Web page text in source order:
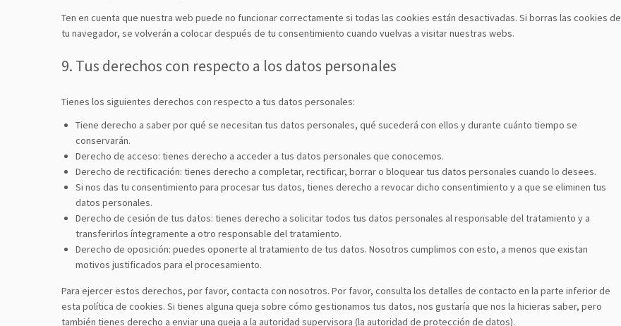
Ten en cuenta que nuestra web puede no funcionar correctamente si todas las cookies están desactivadas. Si borras las cookies de
tu navegador, se volverán a colocar después de tu consentimiento cuando vuelvas a visitar nuestras webs.
9. Tus derechos con respecto a los datos personales
Tienes los siguientes derechos con respecto a tus datos personales:
Tiene derecho a saber por qué se necesitan tus datos personales, qué sucederá con ellos y durante cuánto tiempo se
conservarán.
Derecho de acceso: tienes derecho a acceder a tus datos personales que conocemos.
Derecho de rectificación: tienes derecho a completar, rectificar, borrar o bloquear tus datos personales cuando lo desees.
Si nos das tu consentimiento para procesar tus datos, tienes derecho a revocar dicho consentimiento y a que se eliminen tus
datos personales.
Derecho de cesión de tus datos: tienes derecho a solicitar todos tus datos personales al responsable del tratamiento y a
transferirlos íntegramente a otro responsable del tratamiento.
Derecho de oposición: puedes oponerte al tratamiento de tus datos. Nosotros cumplimos con esto, a menos que existan
motivos justificados para el procesamiento.
Para ejercer estos derechos, por favor, contacta con nosotros. Por favor, consulta los detalles de contacto en la parte inferior de
esta política de cookies. Si tienes alguna queja sobre cómo gestionamos tus datos, nos gustaría que nos la hicieras saber, pero
también tienes derecho a enviar una queja a la autoridad supervisora (la autoridad de protección de datos).